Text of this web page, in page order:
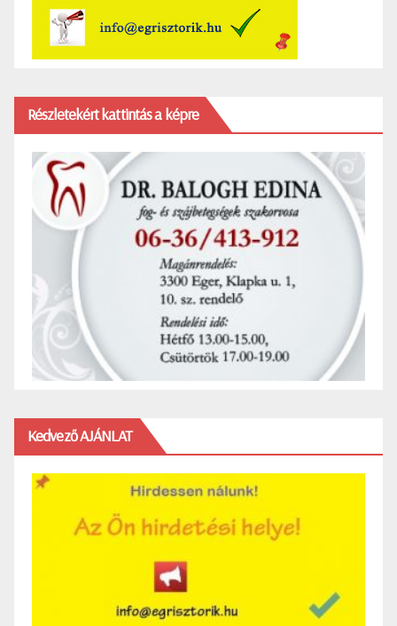
Részletekért kattintás a képre
Kedvező AJÁNLAT